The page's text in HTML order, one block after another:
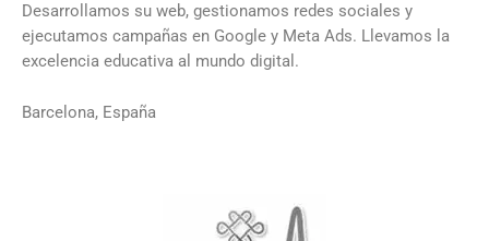
Desarrollamos su web, gestionamos redes sociales y
ejecutamos campañas en Google y Meta Ads. Llevamos la
excelencia educativa al mundo digital.
Barcelona, España